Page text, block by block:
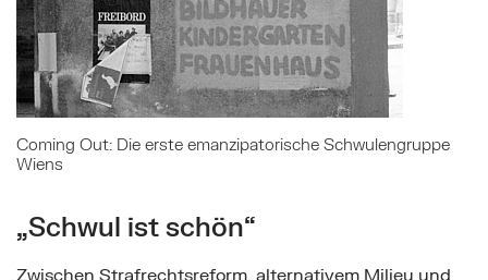
Coming Out: Die erste emanzipatorische Schwulengruppe
Wiens
„Schwul ist schön“
Zwischen Strafrechtsreform, alternativem Milieu und